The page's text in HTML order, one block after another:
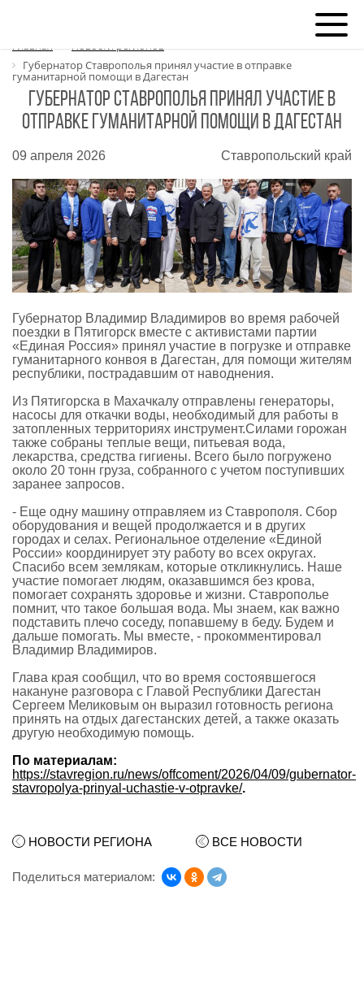
Главная
Новости регионов
Губернатор Ставрополья принял участие в отправке
гуманитарной помощи в Дагестан
Губернатор Ставрополья принял участие в
отправке гуманитарной помощи в Дагестан
09 апреля 2026 Ставропольский край
Губернатор Владимир Владимиров во время рабочей
поездки в Пятигорск вместе с активистами партии
«Единая Россия» принял участие в погрузке и отправке
гуманитарного конвоя в Дагестан, для помощи жителям
республики, пострадавшим от наводнения.
Из Пятигорска в Махачкалу отправлены генераторы,
насосы для откачки воды, необходимый для работы в
затопленных территориях инструмент.Силами горожан
также собраны теплые вещи, питьевая вода,
лекарства, средства гигиены. Всего было погружено
около 20 тонн груза, собранного с учетом поступивших
заранее запросов.
- Еще одну машину отправляем из Ставрополя. Сбор
оборудования и вещей продолжается и в других
городах и селах. Региональное отделение «Единой
России» координирует эту работу во всех округах.
Спасибо всем землякам, которые откликнулись. Наше
участие помогает людям, оказавшимся без крова,
помогает сохранять здоровье и жизни. Ставрополье
помнит, что такое большая вода. Мы знаем, как важно
подставить плечо соседу, попавшему в беду. Будем и
дальше помогать. Мы вместе, - прокомментировал
Владимир Владимиров.
Глава края сообщил, что во время состоявшегося
накануне разговора с Главой Республики Дагестан
Сергеем Меликовым он выразил готовность региона
принять на отдых дагестанских детей, а также оказать
другую необходимую помощь.
По материалам:
https://stavregion.ru/news/offcoment/2026/04/09/gubernator-
stavropolya-prinyal-uchastie-v-otpravke/.
НОВОСТИ РЕГИОНА ВСЕ НОВОСТИ
Поделиться материалом: